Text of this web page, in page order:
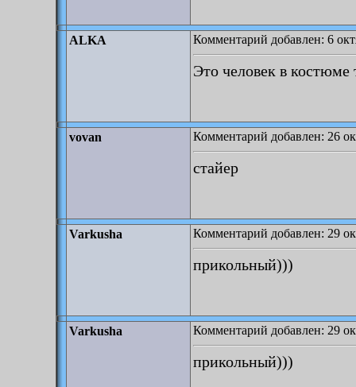
ALKA Комментарий добавлен: 6
Это человек в костюме
vovan Комментарий добавлен: 26
стайер
Varkusha Комментарий добавлен: 29
прикольный)))
Varkusha Комментарий добавлен: 29
прикольный)))